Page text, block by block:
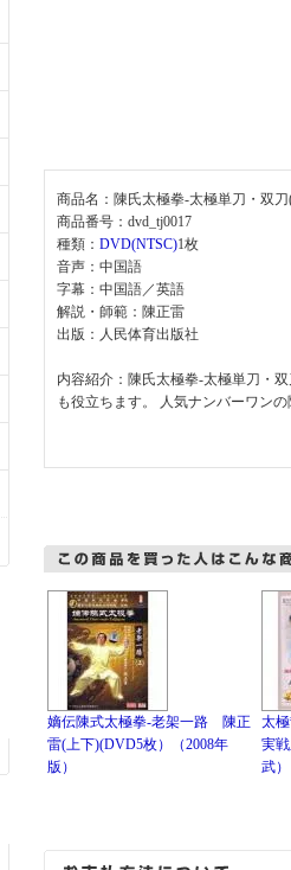
商品名：陳氏太極拳-太極単刀・双
商品番号：dvd_tj0017
種類： DVD(NTSC)1枚
音声：中国語
字幕：中国語／英語
解説・師範：陳正雷
出版：人民体育出版社
内容紹介：陳氏太極拳-太極単刀・
も役立ちます。 人気ナンバーワン
嫡伝陳式太極拳-老架一路 陳正
雷(上下)(DVD5枚）（2008年
版）
太
実
武）